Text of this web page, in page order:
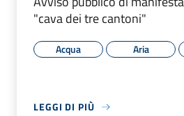
"cava dei tre cantoni"
Acqua Aria
LEGGI DI PIÙ